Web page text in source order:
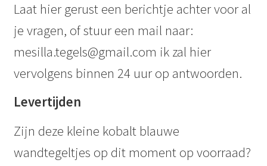
Laat hier gerust een berichtje achter voor al
je vragen, of stuur een mail naar:
mesilla.tegels@gmail.com ik zal hier
vervolgens binnen 24 uur op antwoorden.
Levertijden
Zijn deze kleine kobalt blauwe
wandtegeltjes op dit moment op voorraad?